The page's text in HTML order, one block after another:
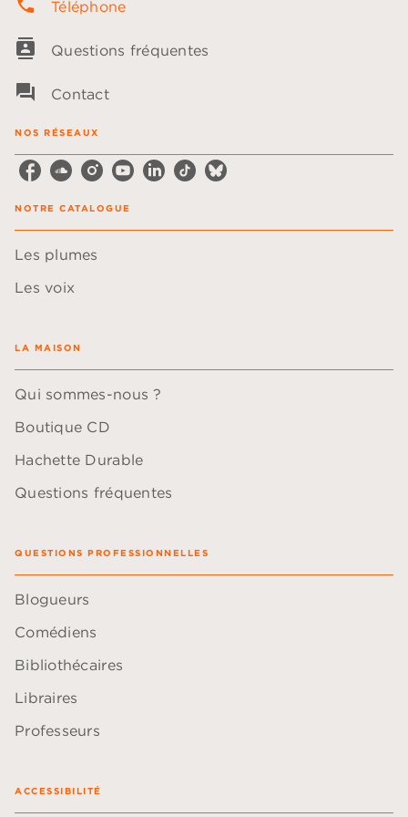
phone Téléphone
contacts Questions fréquentes
question_answer Contact
NOS RÉSEAUX
NOTRE CATALOGUE
Les plumes
Les voix
LA MAISON
Qui sommes-nous ?
Boutique CD
Hachette Durable
Questions fréquentes
QUESTIONS PROFESSIONNELLES
Blogueurs
Comédiens
Bibliothécaires
Libraires
Professeurs
ACCESSIBILITÉ